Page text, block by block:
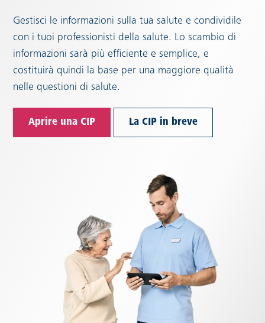
Gestisci le informazioni sulla tua salute e condividile
con i tuoi professionisti della salute. Lo scambio di
informazioni sarà più efficiente e semplice, e
costituirà quindi la base per una maggiore qualità
nelle questioni di salute.
Aprire una CIP La CIP in breve